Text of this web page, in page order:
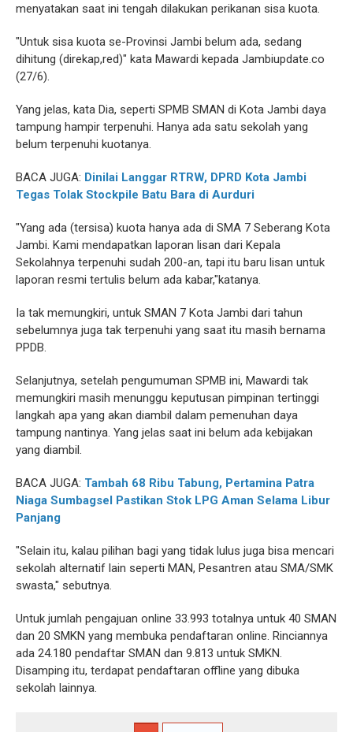
menyatakan saat ini tengah dilakukan perikanan sisa kuota.
"Untuk sisa kuota se-Provinsi Jambi belum ada, sedang
dihitung (direkap,red)" kata Mawardi kepada Jambiupdate.co
(27/6).
Yang jelas, kata Dia, seperti SPMB SMAN di Kota Jambi daya
tampung hampir terpenuhi. Hanya ada satu sekolah yang
belum terpenuhi kuotanya.
BACA JUGA: Dinilai Langgar RTRW, DPRD Kota Jambi
Tegas Tolak Stockpile Batu Bara di Aurduri
"Yang ada (tersisa) kuota hanya ada di SMA 7 Seberang Kota
Jambi. Kami mendapatkan laporan lisan dari Kepala
Sekolahnya terpenuhi sudah 200-an, tapi itu baru lisan untuk
laporan resmi tertulis belum ada kabar,"katanya.
Ia tak memungkiri, untuk SMAN 7 Kota Jambi dari tahun
sebelumnya juga tak terpenuhi yang saat itu masih bernama
PPDB.
Selanjutnya, setelah pengumuman SPMB ini, Mawardi tak
memungkiri masih menunggu keputusan pimpinan tertinggi
langkah apa yang akan diambil dalam pemenuhan daya
tampung nantinya. Yang jelas saat ini belum ada kebijakan
yang diambil.
BACA JUGA: Tambah 68 Ribu Tabung, Pertamina Patra
Niaga Sumbagsel Pastikan Stok LPG Aman Selama Libur
Panjang
"Selain itu, kalau pilihan bagi yang tidak lulus juga bisa mencari
sekolah alternatif lain seperti MAN, Pesantren atau SMA/SMK
swasta," sebutnya.
Untuk jumlah pengajuan online 33.993 totalnya untuk 40 SMAN
dan 20 SMKN yang membuka pendaftaran online. Rinciannya
ada 24.180 pendaftar SMAN dan 9.813 untuk SMKN.
Disamping itu, terdapat pendaftaran offline yang dibuka
sekolah lainnya.